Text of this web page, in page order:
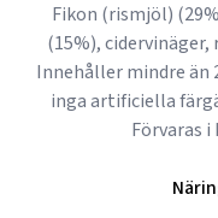
Fikon (rismjöl)
(15%),
Innehåller mindre
inga artificiella
Förvaras